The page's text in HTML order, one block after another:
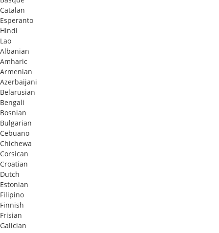
Catalan
Esperanto
Hindi
Lao
Albanian
Amharic
Armenian
Azerbaijani
Belarusian
Bengali
Bosnian
Bulgarian
Cebuano
Chichewa
Corsican
Croatian
Dutch
Estonian
Filipino
Finnish
Frisian
Galician